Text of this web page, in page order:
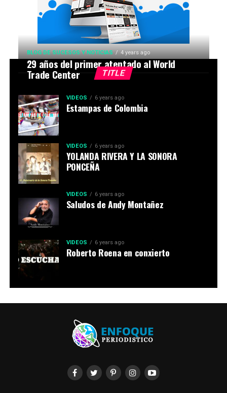
TITLE
BLOG DE SUCESOS Y NOTICIAS 4 years ago
29 años del primer atentado al World
Trade Center
VIDEOS 6 years ago
Estampas de Colombia
VIDEOS 6 years ago
YOLANDA RIVERA Y LA SONORA
PONCEÑA
VIDEOS 6 years ago
Saludos de Andy Montañez
VIDEOS 6 years ago
Roberto Roena en conxierto